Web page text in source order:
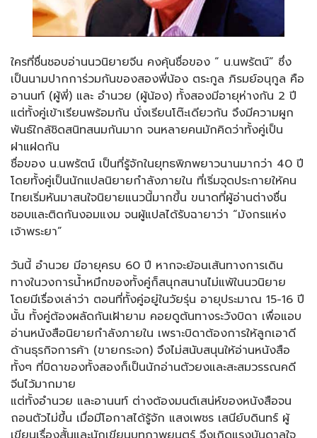
ใครที่ชื่นชอบอ่านนวนิยายจีน คงคุ้นชื่อของ “ น.นพรัตน์” ซึ่ง
เป็นนามปากการ่วมกันของสองพี่น้อง ตระกูล ภิรมย์อนุกูล คือ
อานนท์ (ผู้พี่) และ อำนวย (ผู้น้อง) ทั้งสองมีอายุห่างกัน 2 ปี
แต่ทั้งคู่เข้าเรียนพร้อมกัน นั่งเรียนโต๊ะเดียวกัน จึงมีความผูก
พันธ์ใกล้ชิดสนิทสนมกันมาก จนหลายคนมักคิดว่าทั้งคู่เป็น
ฝาแฝดกัน
ชื่อของ น.นพรัตน์ เป็นที่รู้จักในยุทธพิภพยาวนานมากว่า 40 ปี
โดยทั้งคู่เป็นนักแปลนิยายกำลังภายใน ที่เริ่มจุดประกายให้คน
ไทยเริ่มหันมาสนใจนิยายแนวนี้มากขึ้น ขนาดที่ผู้อ่านต่างชื่น
ชอบและติดกันงอมแงม จนผู้แปลได้รับฉายาว่า “มังกรแห่ง
เจ้าพระยา”
วันนี้ อำนวย มีอายุครบ 60 ปี หากจะย้อนเส้นทางการเดิน
ทางในวงการน้ำหมึกของทั้งคู่ก็สนุกสนานไม่แพ้ในนวนิยาย
โดยมีเรื่องเล่าว่า ตอนที่ทั้งคู่อยู่ในวัยรุ่น อายุประมาณ 15-16 ปี
นั้น ทั้งคู่ต้องผลัดกันเฝ้ายาม คอยดูต้นทางระวังบิดา เพื่อแอบ
อ่านหนังสือนิยายกำลังภายใน เพราะบิดาต้องการให้ลูกเอาดี
ด้านธุรกิจการค้า (ขายกระจก) จึงไม่สนับสนุนให้อ่านหนังสือ
ทั้งๆ ที่บิดาของทั้งสองก็เป็นนักอ่านตัวยงและสะสมวรรณคดี
จีนไว้มากมาย
แต่ทั้งอำนวย และอานนท์ ต่างต้องมนต์เสน่ห์ของหนังสือจน
ถอนตัวไม่ขึ้น เมื่อมีโอกาสได้รู้จัก แสงเพชร เสนีย์บดินทร์ ผู้